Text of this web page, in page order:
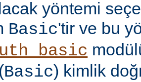
yöntemi
Basic'tir ve bu
Basic) kimlik